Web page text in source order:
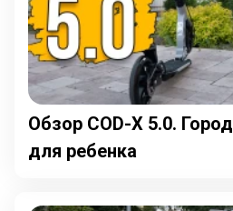
Обзор COD-X 5.0.
для ребенка